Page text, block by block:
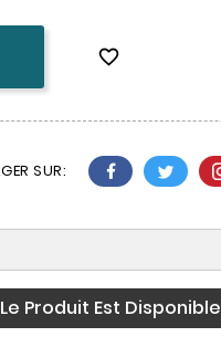

SUR:
Produit Est Disponible